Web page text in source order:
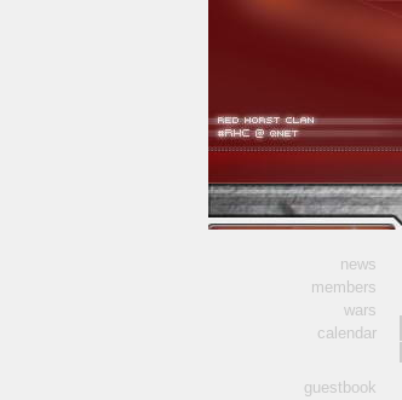
news
members
wars
calendar
guestbook